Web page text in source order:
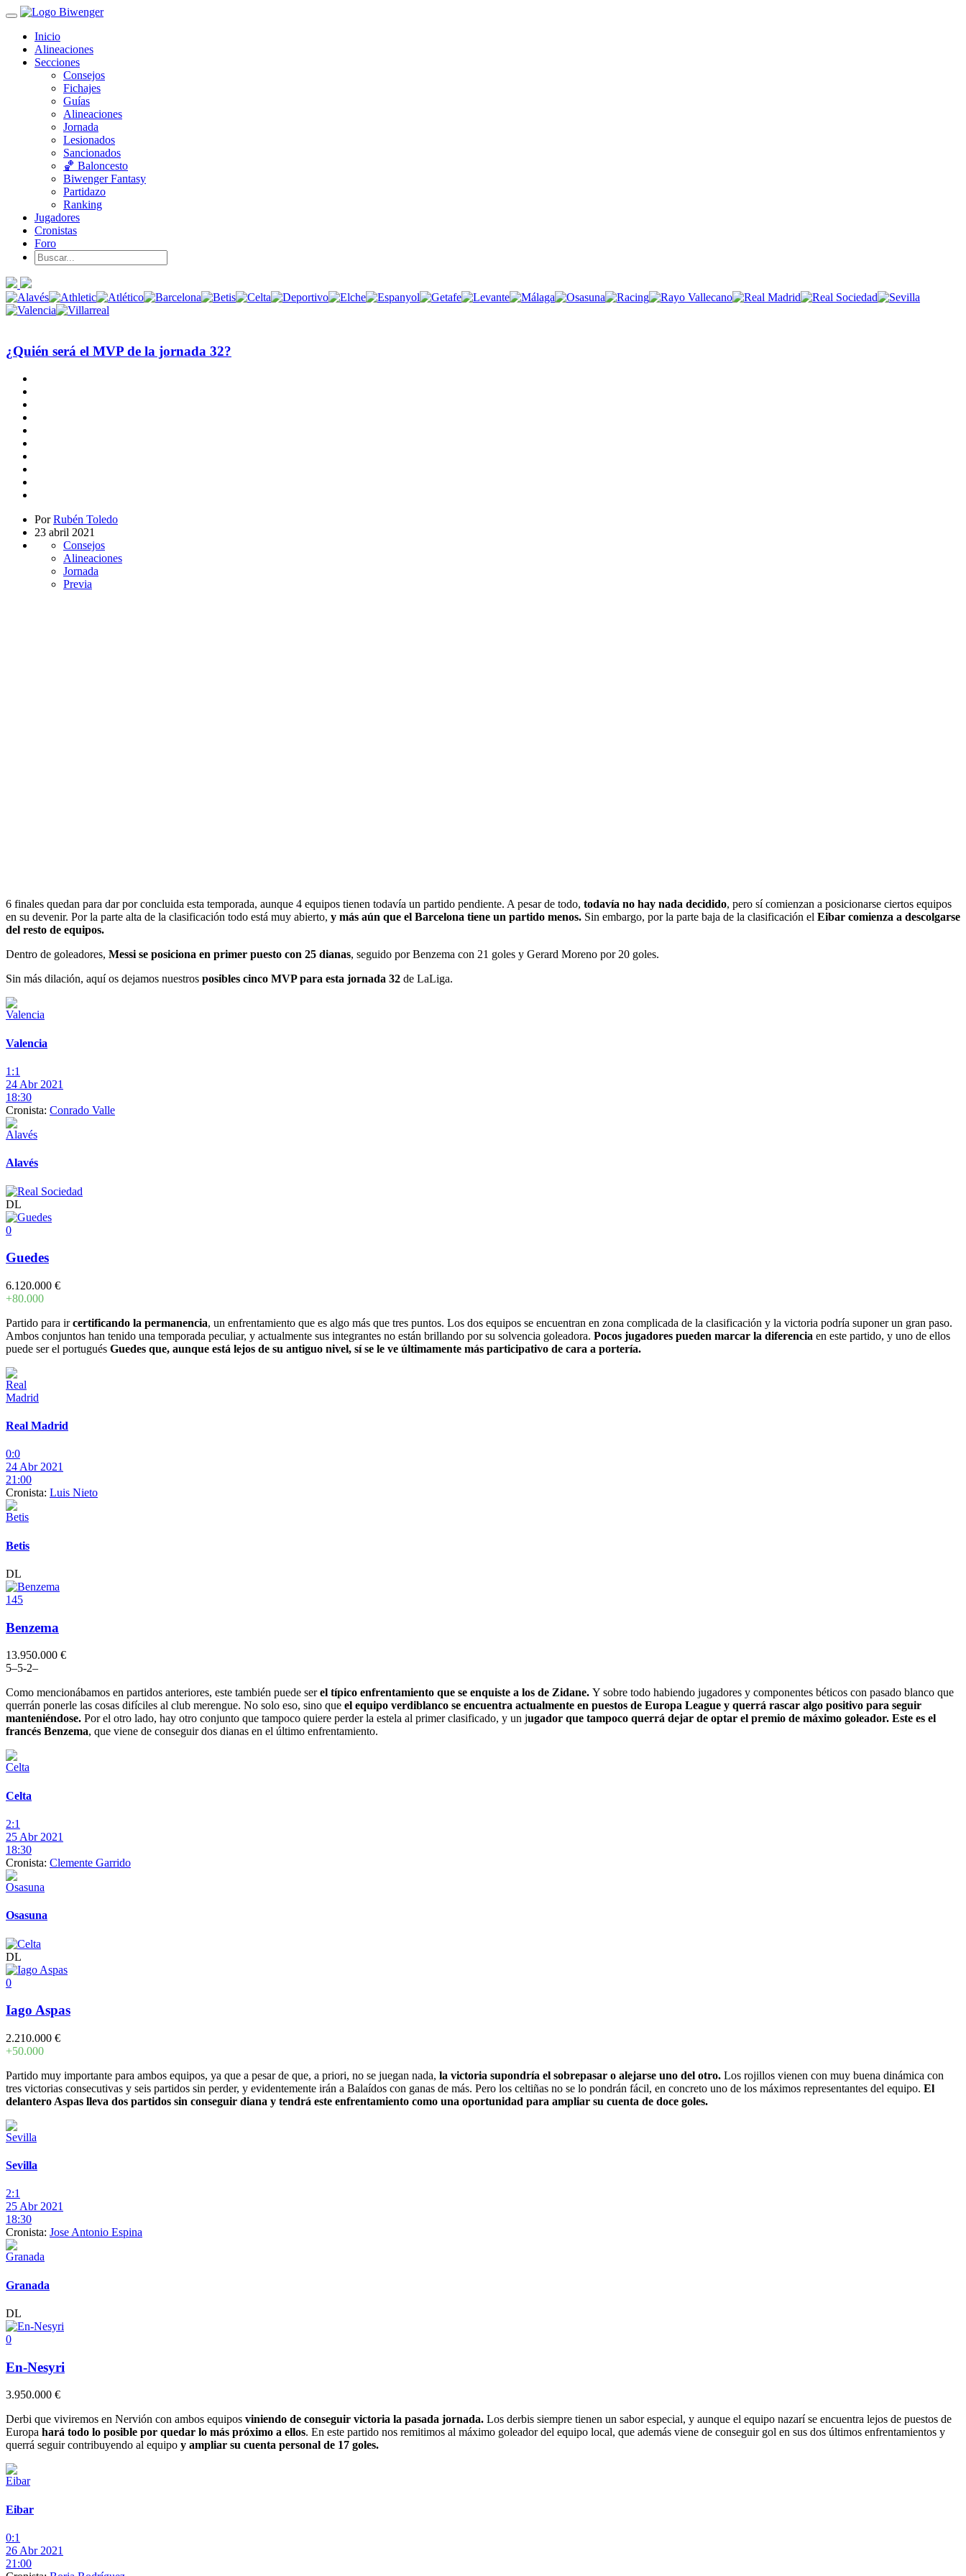
Inicio
Alineaciones
Secciones
Consejos
Fichajes
Guías
Alineaciones
Jornada
Lesionados
Sancionados
🏀 Baloncesto
Biwenger Fantasy
Partidazo
Ranking
Jugadores
Cronistas
Foro
¿Quién será el MVP de la jornada 32?
PorRubén Toledo
23 abril 2021
Consejos
Alineaciones
Jornada
Previa
6 finales quedan para dar por concluida esta temporada, aunque 4 equipos tienen todavía un partido pendiente. A pesar de todo, todavía no hay nada decidido, pero sí comienzan a posicionarse ciertos equipos
en su devenir. Por la parte alta de la clasificación todo está muy abierto, y más aún que el Barcelona tiene un partido menos. Sin embargo, por la parte baja de la clasificación el Eibar comienza a descolgarse
del resto de equipos.
Dentro de goleadores, Messi se posiciona en primer puesto con 25 dianas, seguido por Benzema con 21 goles y Gerard Moreno por 20 goles.
Sin más dilación, aquí os dejamos nuestros posibles cinco MVP para esta jornada 32 de LaLiga.
Valencia
1:1
24 Abr 2021
18:30
Cronista: Conrado Valle
Alavés
DL
0
Guedes
6.120.000 €
+80.000
Partido para ircertificando la permanencia, un enfrentamiento que es algo más que tres puntos. Los dos equipos se encuentran en zona complicada de la clasificación y la victoria podría suponer un gran paso.
Ambos conjuntos han tenido una temporada peculiar, y actualmente sus integrantes no están brillando por su solvencia goleadora. Pocos jugadores pueden marcar la diferencia en este partido, y uno de ellos
puede ser el portugués Guedes que, aunque está lejos de su antiguo nivel, sí se le ve últimamente más participativo de cara a portería.
Real Madrid
0:0
24 Abr 2021
21:00
Cronista: Luis Nieto
Betis
DL
145
Benzema
13.950.000 €
5–5-2–
Como mencionábamos en partidos anteriores, este también puede serel típico enfrentamiento que se enquiste a los de Zidane. Y sobre todo habiendo jugadores y componentes béticos con pasado blanco que
querrán ponerle las cosas difíciles al club merengue. No solo eso, sino que el equipo verdiblanco se encuentra actualmente en puestos de Europa League y querrá rascar algo positivo para seguir
manteniéndose. Por el otro lado, hay otro conjunto que tampoco quiere perder la estela al primer clasificado, y un jugador que tampoco querrá dejar de optar el premio de máximo goleador. Este es el
francés Benzema, que viene de conseguir dos dianas en el último enfrentamiento.
Celta
2:1
25 Abr 2021
18:30
Cronista: Clemente Garrido
Osasuna
DL
0
Iago Aspas
2.210.000 €
+50.000
Partido muy importante para ambos equipos, ya que a pesar de que, a priori, no se juegan nada, la victoria supondría el sobrepasar o alejarse uno del otro. Los rojillos vienen con muy buena dinámica con
tres victorias consecutivas y seis partidos sin perder, y evidentemente irán a Balaídos con ganas de más. Pero los celtiñas no se lo pondrán fácil, en concreto uno de los máximos representantes del equipo. El
delantero Aspas lleva dos partidos sin conseguir diana y tendrá este enfrentamiento como una oportunidad para ampliar su cuenta de doce goles.
Sevilla
2:1
25 Abr 2021
18:30
Cronista: Jose Antonio Espina
Granada
DL
0
En-Nesyri
3.950.000 €
Derbi que viviremos en Nervión con ambos equipos viniendo de conseguir victoria la pasada jornada. Los derbis siempre tienen un sabor especial, y aunque el equipo nazarí se encuentra lejos de puestos de
Europa hará todo lo posible por quedar lo más próximo a ellos. En este partido nos remitimos al máximo goleador del equipo local, que además viene de conseguir gol en sus dos últimos enfrentamientos y
querrá seguir contribuyendo al equipo y ampliar su cuenta personal de 17 goles.
Eibar
0:1
26 Abr 2021
21:00